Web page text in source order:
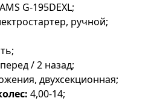
AMS G-195DEXL;
ручной;
/ 2 назад;
двухсекционная;
4,00-14;